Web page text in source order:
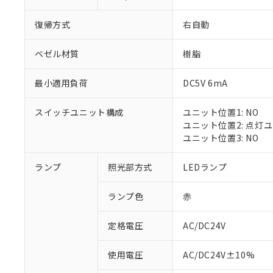
復帰方式 右自動
ベゼル材質 樹脂
最小適用負荷 DC5V 6mA
スイッチユニット構成
ユニット位置1: NO
ユニット位置2: 点灯
ユニット位置3: NO
ランプ 照光部方式 LEDランプ
ランプ色 赤
定格電圧 AC/DC24V
使用電圧 AC/DC24V±10%
ご利用条件
※1 対応状況
調査・確認中：
非該当品：ライセ
仕入先様の事情に
があります。
※1 中国